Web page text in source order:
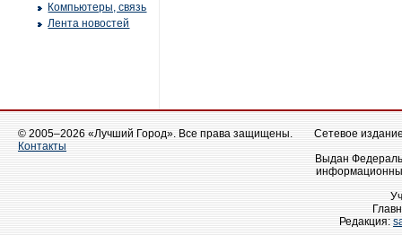
Компьютеры, связь
Лента новостей
© 2005–2026 «Лучший Город». Все права защищены.
Контакты
Сетевое
Выдан
Редакция: